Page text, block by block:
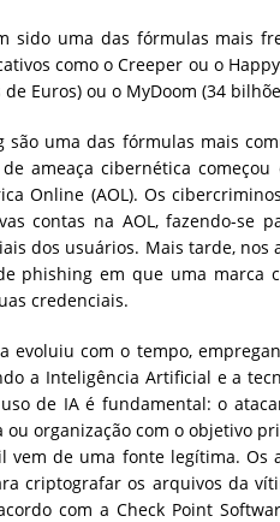
sido uma das fórmulas mais
como o Creeper ou o
Euros) ou o MyDoom (34
são uma das fórmulas mais
ameaça cibernética
Online (AOL). Os
contas na AOL, fazendo-se
dos usuários. Mais tarde, nos
phishing em que uma marca
credenciais.
evoluiu com o tempo,
a Inteligência Artificial e a
de IA é fundamental: o
ou organização com o objetivo
vem de uma fonte legítima. Os
criptografar os arquivos da
com a Check Point